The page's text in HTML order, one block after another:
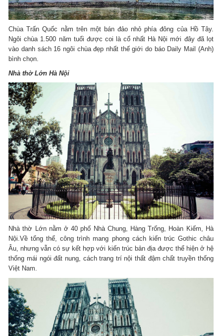
Chùa Trấn Quốc nằm trên một bán đảo nhỏ phía đông của Hồ Tây.
Ngôi chùa 1.500 năm tuổi được coi là cổ nhất Hà Nội mới đây đã lọt
vào danh sách 16 ngôi chùa đẹp nhất thế giới do báo Daily Mail (Anh)
bình chọn.
Nhà thờ Lớn Hà Nội
Nhà thờ Lớn nằm ở 40 phố Nhà Chung, Hàng Trống, Hoàn Kiếm, Hà
Nội.Về tổng thể, công trình mang phong cách kiến trúc Gothic châu
Âu, nhưng vẫn có sự kết hợp với kiến trúc bản địa được thể hiện ở hệ
thống mái ngói đất nung, cách trang trí nội thất đậm chất truyền thống
Việt Nam.